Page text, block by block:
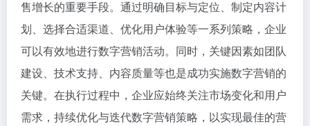
售增长的重要手段。通过明确目标与定位、制定内容计
划、选择合适渠道、优化用户体验等一系列策略，企业
可以有效地进行数字营销活动。同时，关键因素如团队
建设、技术支持、内容质量等也是成功实施数字营销的
关键。在执行过程中，企业应始终关注市场变化和用户
需求，持续优化与迭代数字营销策略，以实现最佳的营